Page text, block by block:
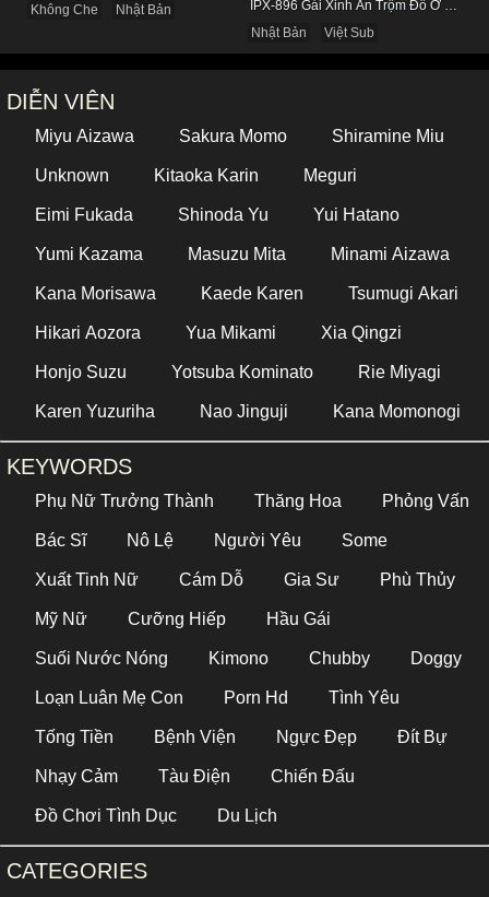
Không Che
Nhật Bản
Nhật Bản
Việt Sub
DIỄN VIÊN
Miyu Aizawa Sakura Momo Shiramine Miu
Unknown Kitaoka Karin Meguri
Eimi Fukada Shinoda Yu Yui Hatano
Yumi Kazama Masuzu Mita Minami Aizawa
Kana Morisawa Kaede Karen Tsumugi Akari
Hikari Aozora Yua Mikami Xia Qingzi
Honjo Suzu Yotsuba Kominato Rie Miyagi
Karen Yuzuriha Nao Jinguji Kana Momonogi
KEYWORDS
Phụ Nữ Trưởng Thành Thăng Hoa Phỏng Vấn
Bác Sĩ Nô Lệ Người Yêu Some
Xuất Tinh Nữ Cám Dỗ Gia Sư Phù Thủy
Mỹ Nữ Cưỡng Hiếp Hầu Gái
Suối Nước Nóng Kimono Chubby Doggy
Loạn Luân Mẹ Con Porn Hd Tình Yêu
Tống Tiền Bệnh Viện Ngực Đẹp Đít Bự
Nhạy Cảm Tàu Điện Chiến Đấu
Đồ Chơi Tình Dục Du Lịch
CATEGORIES